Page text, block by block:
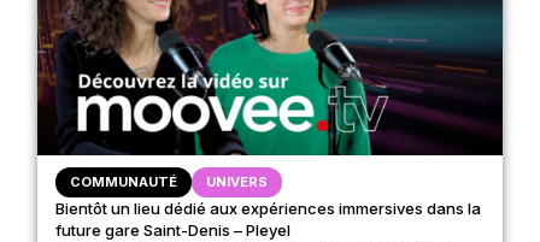
COMMUNAUTÉ UNIVERS
Bientôt un lieu dédié aux expériences immersives dans la
future gare Saint-Denis – Pleyel